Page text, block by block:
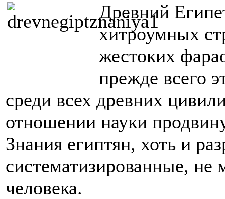
Древний
хитроумных
жестоких
прежде всего
среди всех древних
отношении науки
Знания египтян, хоть и
систематизированные, не
человека.